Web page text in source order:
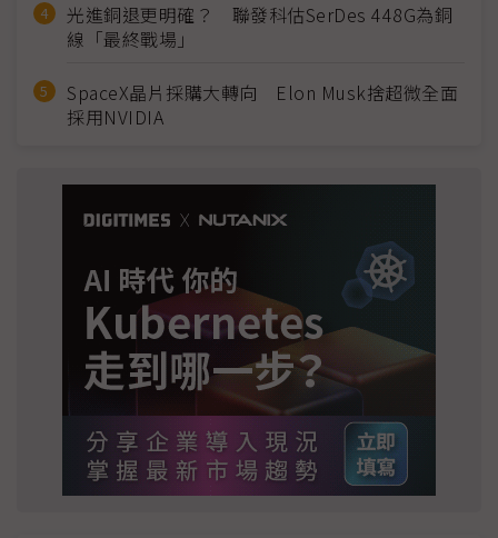
光進銅退更明確？ 聯發科估SerDes 448G為銅
線「最終戰場」
SpaceX晶片採購大轉向 Elon Musk捨超微全面
採用NVIDIA